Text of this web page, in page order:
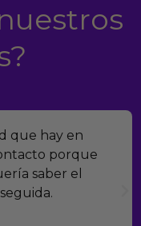
que hay en
porque
saber el